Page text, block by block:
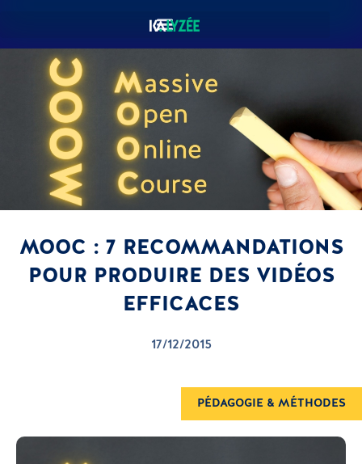
MOOC : 7 RECOMMANDATIONS
POUR PRODUIRE DES VIDÉOS
EFFICACES
17/12/2015
PÉDAGOGIE & MÉTHODES